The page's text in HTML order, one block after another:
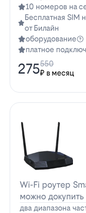
10 номеров на
Бесплатная SIM
от Билайн
оборудование
платное
275₽ в месяц
550
Wi-Fi роутер
можно
два диапазона